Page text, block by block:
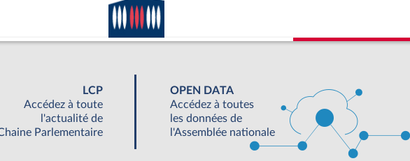
LCP
Accédez à toute
l'actualité de
Parlementaire
OPEN DATA
Accédez à toutes
les données de
l'Assemblée nationale